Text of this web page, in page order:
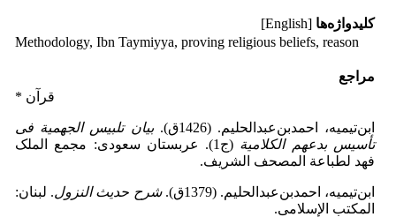
کلیدواژه‌ها [English]
Methodology, Ibn Taymiyya, proving religious beliefs, reason
مراجع
* قرآن
ابن‌تیمیه، احمدبن‌عبدالحلیم. (1426ق).
بیان تلبیس الجهمیة فی
تأسیس بدعهم الکلامیة
(ج1). عربستان سعودی: مجمع الملک
فهد لطباعة المصحف الشریف.
ابن‌تیمیه، احمدبن‌عبدالحلیم. (1379ق). شرح حدیث النزول. لبنان:
المکتب الإسلامی.